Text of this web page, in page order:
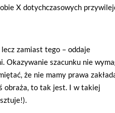
X dotychczasowych
zamiast tego – oddaje
Okazywanie szacunku nie
że nie mamy prawa
obraża, to tak jest. I w takiej